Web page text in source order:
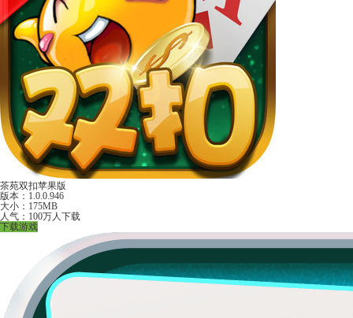
茶苑双扣苹果版
版本：1.0.0.946
大小：175MB
人气：100万人下载
下载游戏